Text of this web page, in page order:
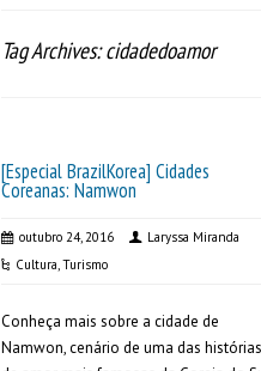
Tag Archives: cidadedoamor
[Especial BrazilKorea] Cidades
Coreanas: Namwon
outubro 24, 2016
Laryssa Miranda
Cultura,Turismo
Conheça mais sobre a cidade de
Namwon, cenário de uma das histórias